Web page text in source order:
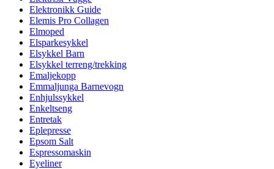
Elektronikk Guide
Elemis Pro Collagen
Elmoped
Elsparkesykkel
Elsykkel Barn
Elsykkel terreng/trekking
Emaljekopp
Emmaljunga Barnevogn
Enhjulssykkel
Enkeltseng
Entretak
Eplepresse
Epsom Salt
Espressomaskin
Eyeliner